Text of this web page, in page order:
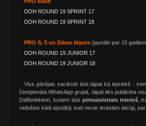
DOH ROUND 19 SPRINT 17
DOH ROUND 19 SPRINT 18
PRO S, S un Dāmu klases (jaunāki par 15
DOH ROUND 19 JUNIOR 17
DOH ROUND 19 JUNIOR 18
Viss pārējais sacīkstē būs tāpat kā iepriekš -
čempionāta WhatsApp grupā, tāpat tiks publicēta
Dalībniekiem, kuriem būs pirmais/otrais treniņš,
radušies kādi apstākļi, kad nevar ierasties laicīgi,